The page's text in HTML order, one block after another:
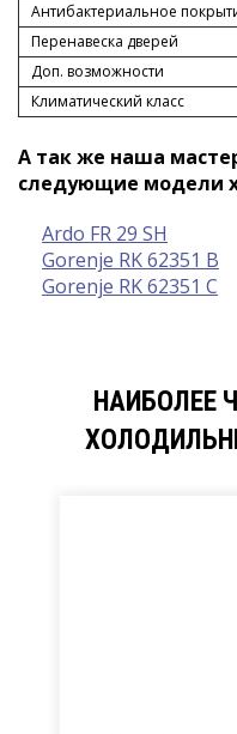
Антибактериальное
Перенавеска дверей
Доп. возможности
Климатический класс
А так же наша
следующие модели
Ardo FR 29 SH
Gorenje RK 62351 B
Gorenje RK 62351 C
НАИБОЛЕЕ